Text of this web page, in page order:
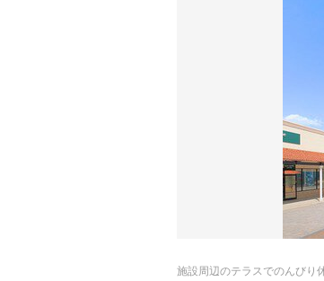
施設周辺のテラスでのんびり